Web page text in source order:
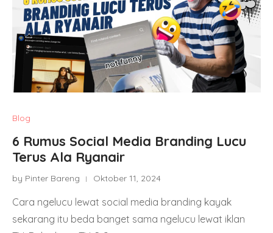
Blog
6 Rumus Social Media Branding Lucu
Terus Ala Ryanair
by Pinter Bareng Oktober 11, 2024
Cara ngelucu lewat social media branding kayak
sekarang itu beda banget sama ngelucu lewat iklan